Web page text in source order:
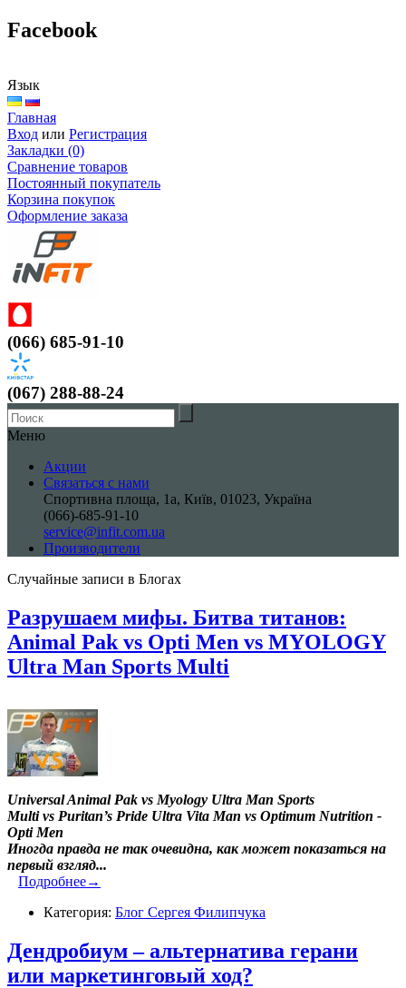
Facebook
Язык
Главная
Вход или Регистрация
Закладки (0)
Сравнение товаров
Постоянный покупатель
Корзина покупок
Оформление заказа
(066) 685-91-10
(067) 288-88-24
Меню
Акции
Связаться с нами
Спортивна площа, 1a, Київ, 01023, Україна
(066)-685-91-10
service@infit.com.ua
Производители
Случайные записи в Блогах
Разрушаем мифы. Битва титанов:
Animal Pak vs Opti Men vs MYOLOGY
Ultra Man Sports Multi
Universal Animal Pak vs Myology Ultra Man Sports
Multi vs Puritan’s Pride Ultra Vita Man vs Optimum Nutrition -
Opti Men
Иногда правда не так очевидна, как может показаться на
первый взгляд...
Подробнее→
Категория: Блог Сергея Филипчука
Дендробиум – альтернатива герани
или маркетинговый ход?